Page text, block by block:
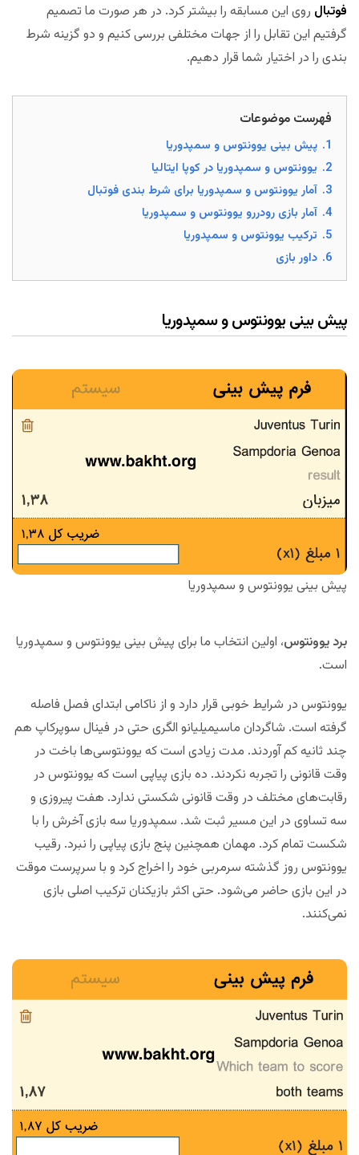
فوتبال روی این مسابقه را بیشتر کرد. در هر صورت ما تصمیم
گرفتیم این تقابل را از جهات مختلفی بررسی کنیم و دو گزینه شرط
بندی را در اختیار شما قرار دهیم.
فهرست موضوعات
1. پیش بینی یوونتوس و سمپدوریا
2. یوونتوس و سمپدوریا در کوپا ایتالیا
3. آمار یوونتوس و سمپدوریا برای شرط بندی فوتبال
4. آمار بازی رودررو یوونتوس و سمپدوریا
5. ترکیب یوونتوس و سمپدوریا
6. داور بازی
پیش بینی یوونتوس و سمپدوریا
پیش بینی یوونتوس و سمپدوریا
برد یوونتوس، اولین انتخاب ما برای پیش بینی یوونتوس و سمپدوریا
است.
یوونتوس در شرایط خوبی قرار دارد و از ناکامی ابتدای فصل فاصله
گرفته است. شاگردان ماسیمیلیانو الگری حتی در فینال سوپرکاپ هم
چند ثانیه کم آوردند. مدت زیادی است که یوونتوسی‌ها باخت در
وقت قانونی را تجربه نکردند. ده بازی پیاپی است که یوونتوس در
رقابت‌های مختلف در وقت قانونی شکستی ندارد. هفت پیروزی و
سه تساوی در این مسیر ثبت شد. سمپدوریا سه بازی آخرش را با
شکست تمام کرد. مهمان همچنین پنج بازی پیاپی را نبرد. رقیب
یوونتوس روز گذشته سرمربی خود را اخراج کرد و با سرپرست موقت
در این بازی حاضر می‌شود. حتی اکثر بازیکنان ترکیب اصلی بازی
نمی‌کنند.